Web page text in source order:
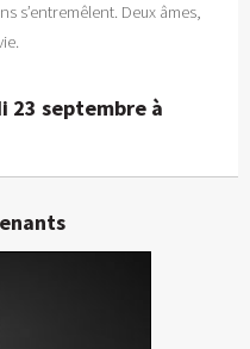
s’entremêlent. Deux âmes,
23 septembre à